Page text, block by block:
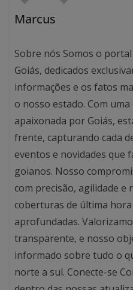
Marcus
Sobre nós Somos o
Goiás, dedicados
informações e os fatos
o nosso estado. Com
apaixonada por Goiás,
frente, capturando cada
eventos e novidades que
goianos. Nosso
com precisão, agilidade e
coberturas de última
aprofundadas.
transparente, e nosso
informado sobre tudo o
norte a sul. Conecte-se